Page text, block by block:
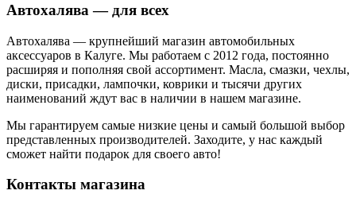
Автохалява — для всех
Автохалява — крупнейший магазин автомобильных
аксессуаров в Калуге. Мы работаем с 2012 года, постоянно
расширяя и пополняя свой ассортимент. Масла, смазки, чехлы,
диски, присадки, лампочки, коврики и тысячи других
наименований ждут вас в наличии в нашем магазине.
Мы гарантируем самые низкие цены и самый большой выбор
представленных производителей. Заходите, у нас каждый
сможет найти подарок для своего авто!
Контакты магазина